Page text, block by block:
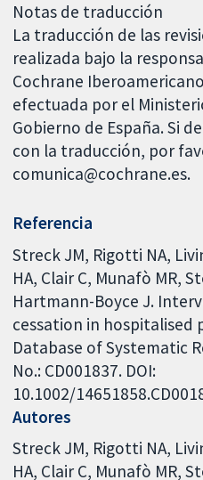
Notas de traducción
La traducción de las
realizada bajo la
Cochrane
efectuada por el
Gobierno de España. Si
con la traducción, por
comunica@cochrane.es.
Referencia
Streck JM, Rigotti NA,
HA, Clair C, Munafò MR,
Hartmann-Boyce J.
cessation in hospitalised
Database of Systematic
No.: CD001837. DOI:
10.1002/
Autores
Streck JM Rigotti NA
HA Clair C Munafò MR